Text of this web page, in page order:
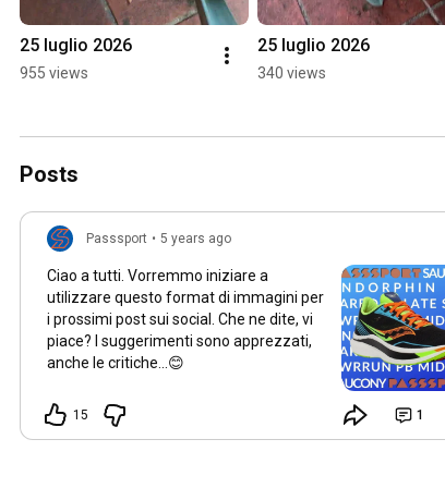
25 luglio 2026
955 views
25 luglio 2026
340 views
Posts
Passsport • 5 years ago
Ciao a tutti. Vorremmo iniziare a
utilizzare questo format di immagini per
i prossimi post sui social. Che ne dite, vi
piace? I suggerimenti sono apprezzati,
anche le critiche...😊
15 1